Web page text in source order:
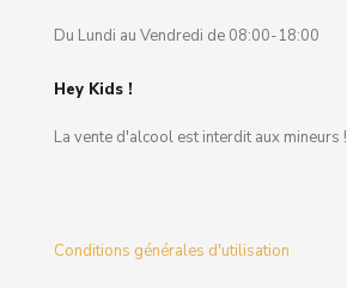
Du Lundi au Vendredi de 08:00-18:00
Hey Kids !
La vente d'alcool est interdit aux mineurs !
Conditions générales d'utilisation